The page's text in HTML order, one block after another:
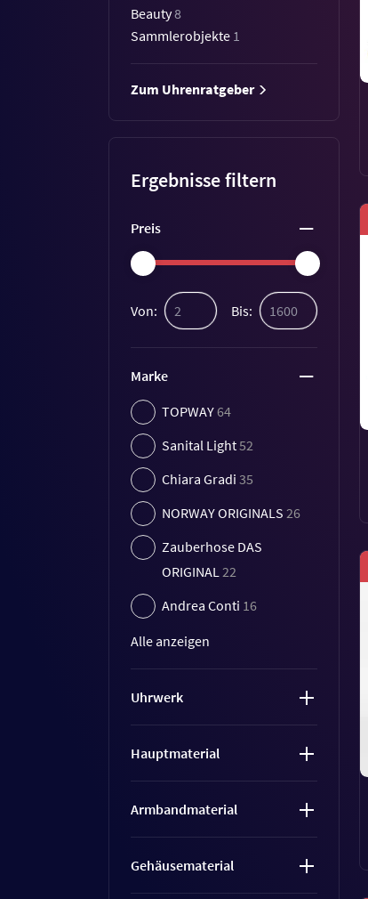
Beauty8
Sammlerobjekte 1
Zum Uhrenratgeber
Ergebnisse filtern
Preis
Von: Bis:
Marke
TOPWAY64
Sanital Light52
Chiara Gradi 35
NORWAY ORIGINALS 26
Zauberhose DAS
ORIGINAL22
Andrea Conti 16
Alle anzeigen
Uhrwerk
Hauptmaterial
Armbandmaterial
Gehäusematerial